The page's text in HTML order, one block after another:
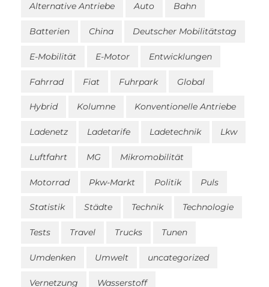
Alternative Antriebe Auto Bahn
Batterien China Deutscher Mobilitätstag
E-Mobilität E-Motor Entwicklungen
Fahrrad Fiat Fuhrpark Global
Hybrid Kolumne Konventionelle Antriebe
Ladenetz Ladetarife Ladetechnik Lkw
Luftfahrt MG Mikromobilität
Motorrad Pkw-Markt Politik Puls
Statistik Städte Technik Technologie
Tests Travel Trucks Tunen
Umdenken Umwelt uncategorized
Vernetzung Wasserstoff